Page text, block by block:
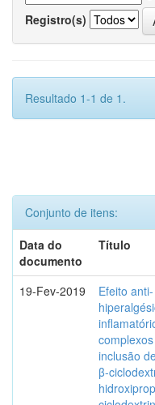
Registro(s)
Resultado 1-1 de 1.
Conjunto de itens:
Data do
documento
Título
19-Fev-2019
Efeito anti-
inclusão
β-